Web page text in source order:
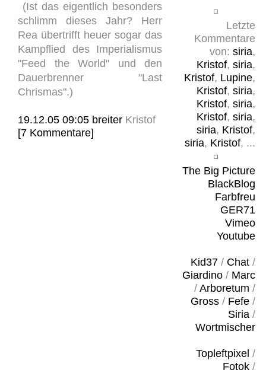
Letzte
Kommentare
von: siria,
Kristof, siria,
Kristof, Lupine,
Kristof, siria,
Kristof, siria,
Kristof, siria,
siria, Kristof,
siria, Kristof, ...
The Big Picture
BlackBlog
Farbfreu
GER71
Vimeo
Youtube
Kid37/ Chat/
Giardino/ Marc
/ Arboretum /
Gross/ Fefe/
Siria/
Wortmischer
Topleftpixel /
Fotok/
(Ist das eigentlich besonders
schlimm dieses Jahr? Herr
Rea übertrifft heuer sogar das
Kampflied des Imperialismus
"Feed the World" und den
Dauerbrenner "Last
Chrismas".)
19.12.05 09:05 breiter Kristof
[7 Kommentare]